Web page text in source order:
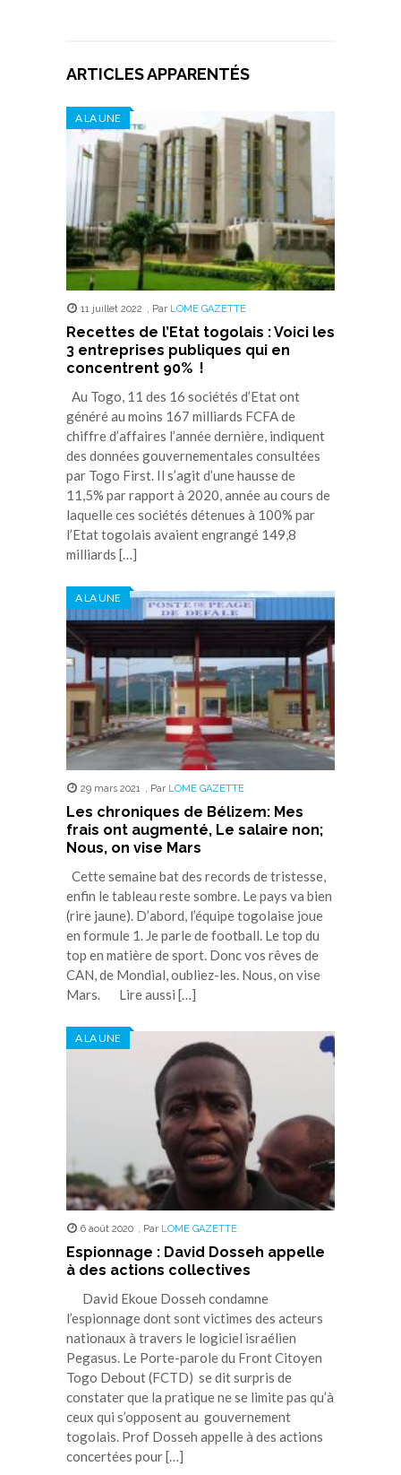
ARTICLES APPARENTÉS
A LA UNE
11 juillet 2022 , Par LOME GAZETTE
Recettes de l’Etat togolais : Voici les
3 entreprises publiques qui en
concentrent 90% !
Au Togo, 11 des 16 sociétés d’Etat ont
généré au moins 167 milliards FCFA de
chiffre d’affaires l’année dernière, indiquent
des données gouvernementales consultées
par Togo First. Il s’agit d’une hausse de
11,5% par rapport à 2020, année au cours de
laquelle ces sociétés détenues à 100% par
l’Etat togolais avaient engrangé 149,8
milliards […]
A LA UNE
29 mars 2021 , Par LOME GAZETTE
Les chroniques de Bélizem: Mes
frais ont augmenté, Le salaire non;
Nous, on vise Mars
Cette semaine bat des records de tristesse,
enfin le tableau reste sombre. Le pays va bien
(rire jaune). D’abord, l’équipe togolaise joue
en formule 1. Je parle de football. Le top du
top en matière de sport. Donc vos rêves de
CAN, de Mondial, oubliez-les. Nous, on vise
Mars. Lire aussi […]
A LA UNE
6 août 2020 , Par LOME GAZETTE
Espionnage : David Dosseh appelle
à des actions collectives
David Ekoue Dosseh condamne
l’espionnage dont sont victimes des acteurs
nationaux à travers le logiciel israélien
Pegasus. Le Porte-parole du Front Citoyen
Togo Debout (FCTD) se dit surpris de
constater que la pratique ne se limite pas qu’à
ceux qui s’opposent au gouvernement
togolais. Prof Dosseh appelle à des actions
concertées pour […]